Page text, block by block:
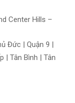
Center Hills –
Đức | Quận 9 |
| Tân Bình | Tân